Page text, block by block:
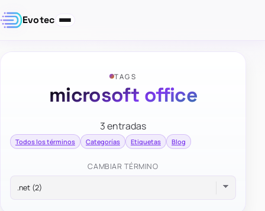
Evotec
TAGS
microsoft office
3 entradas
Todos los términos Categorías Etiquetas Blog
CAMBIAR TÉRMINO